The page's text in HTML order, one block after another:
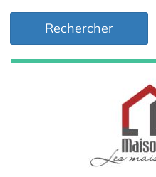
Rechercher